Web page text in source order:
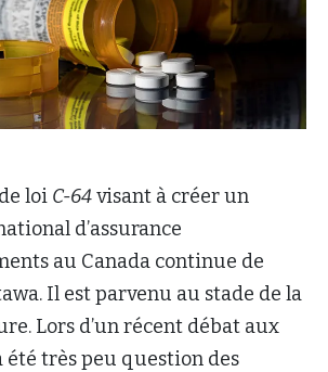
loi C-64visant à créer un
d’assurance
au Canada continue de
Il est parvenu au stade de la
Lors d’un récent débat aux
été très peu question des